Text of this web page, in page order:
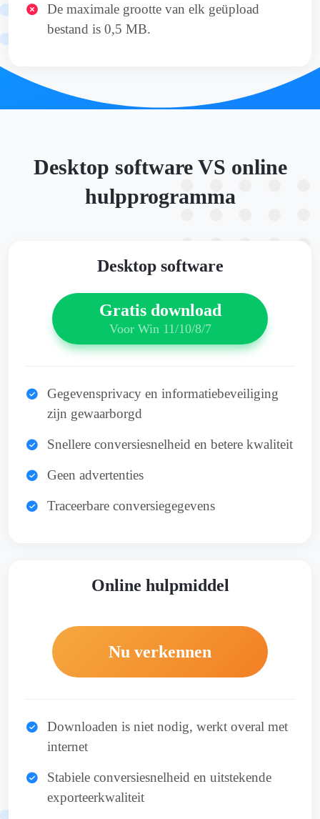
De maximale grootte van elk geüpload
bestand is 0,5 MB.
Desktop software VS online
hulpprogramma
Desktop software
Gratis download
Voor Win 11/10/8/7
Gegevensprivacy en informatiebeveiliging
zijn gewaarborgd
Snellere conversiesnelheid en betere kwaliteit
Geen advertenties
Traceerbare conversiegegevens
Online hulpmiddel
Nu verkennen
Downloaden is niet nodig, werkt overal met
internet
Stabiele conversiesnelheid en uitstekende
exporteerkwaliteit